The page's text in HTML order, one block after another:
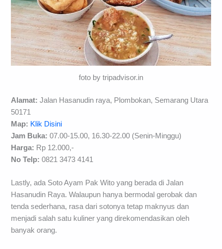
foto by tripadvisor.in
Alamat: Jalan Hasanudin raya, Plombokan, Semarang Utara
50171
Map: Klik Disini
Jam Buka: 07.00-15.00, 16.30-22.00 (Senin-Minggu)
Harga: Rp 12.000,-
No Telp: 0821 3473 4141
Lastly, ada Soto Ayam Pak Wito yang berada di Jalan
Hasanudin Raya. Walaupun hanya bermodal gerobak dan
tenda sederhana, rasa dari sotonya tetap maknyus dan
menjadi salah satu kuliner yang direkomendasikan oleh
banyak orang.